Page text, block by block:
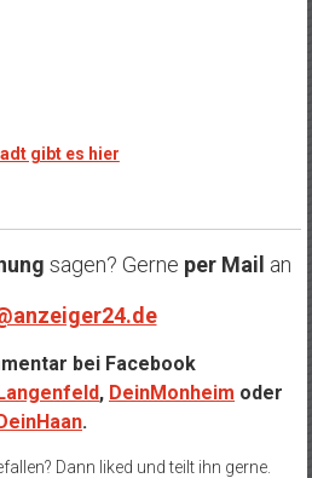
gibt es hier
sagen? Gerne per Mail an
bei Facebook
, DeinMonheim oder
.
Dann liked und teilt ihn gerne.